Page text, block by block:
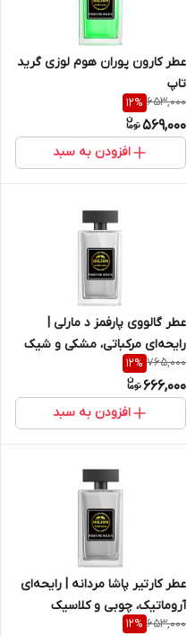
عطر کارون پوران هوم لوزی گرید
تاپ
653,000
12%
569,000
افزودن به سبد
عطر گالووی پارفمز د مارلی |
رایحه‌ای مرکباتی، مشکی و شیک
765,000
12%
666,000
افزودن به سبد
عطر کارتیر پاشا مردانه | رایحه‌ای
آروماتیک، چوبی و کلاسیک
653,000
12%